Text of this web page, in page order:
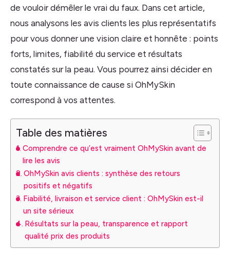
de vouloir démêler le vrai du faux. Dans cet article,
nous analysons les avis clients les plus représentatifs
pour vous donner une vision claire et honnête : points
forts, limites, fiabilité du service et résultats
constatés sur la peau. Vous pourrez ainsi décider en
toute connaissance de cause si OhMySkin
correspond à vos attentes.
Table des matières
Comprendre ce qu’est vraiment OhMySkin avant de
lire les avis
OhMySkin avis clients : synthèse des retours
positifs et négatifs
Fiabilité, livraison et service client : OhMySkin est-il
un site sérieux
Résultats sur la peau, transparence et rapport
qualité prix des produits